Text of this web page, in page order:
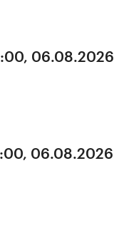
06.08.2026
06.08.2026